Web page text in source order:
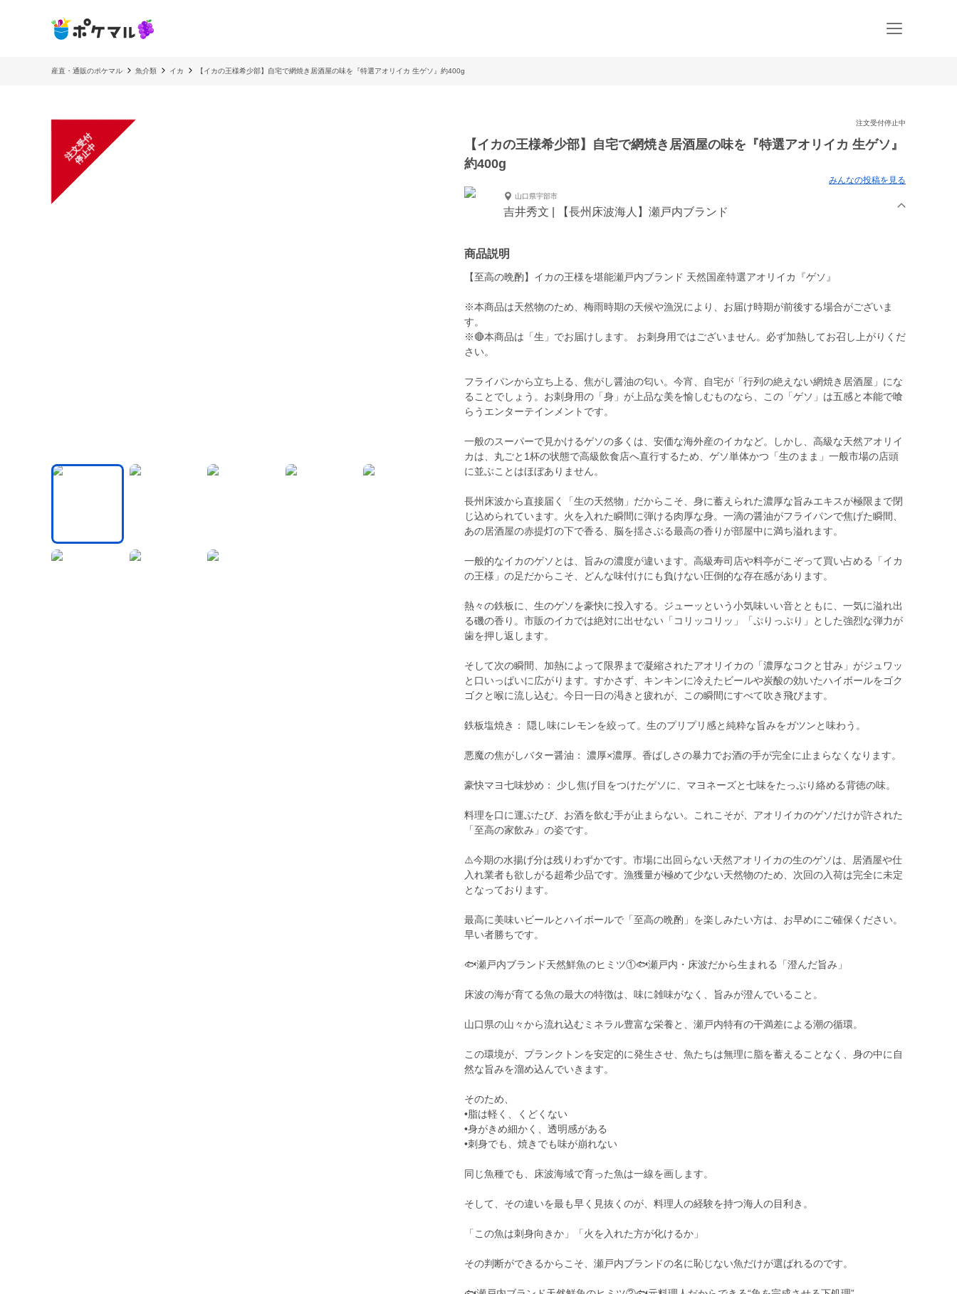
産直・通販のポケマル 魚介類 イカ 【イカの王様希少部】自宅で網焼き居酒屋の味を『特選アオリイカ 生ゲソ』約400g
注
文
受
付
停
止
中
注文受付停止中
【イカの王様希少部】自宅で網焼き居酒屋の味を『特選アオリイカ 生ゲソ』
約400g
みんなの投稿を見る
山口県宇部市
吉井秀文 | 【長州床波海人】瀬戸内ブランド
商品説明
【至高の晩酌】イカの王様を堪能瀬戸内ブランド 天然国産特選アオリイカ『ゲソ』
※本商品は天然物のため、梅雨時期の天候や漁況により、お届け時期が前後する場合がございま
す。
※🔴本商品は「生」でお届けします。 お刺身用ではございません。必ず加熱してお召し上がりくだ
さい。
フライパンから立ち上る、焦がし醤油の匂い。今宵、自宅が「行列の絶えない網焼き居酒屋」にな
ることでしょう。お刺身用の「身」が上品な美を愉しむものなら、この「ゲソ」は五感と本能で喰
らうエンターテインメントです。
一般のスーパーで見かけるゲソの多くは、安価な海外産のイカなど。しかし、高級な天然アオリイ
カは、丸ごと1杯の状態で高級飲食店へ直行するため、ゲソ単体かつ「生のまま」一般市場の店頭
に並ぶことはほぼありません。
長州床波から直接届く「生の天然物」だからこそ、身に蓄えられた濃厚な旨みエキスが極限まで閉
じ込められています。火を入れた瞬間に弾ける肉厚な身。一滴の醤油がフライパンで焦げた瞬間、
あの居酒屋の赤提灯の下で香る、脳を揺さぶる最高の香りが部屋中に満ち溢れます。
一般的なイカのゲソとは、旨みの濃度が違います。高級寿司店や料亭がこぞって買い占める「イカ
の王様」の足だからこそ、どんな味付けにも負けない圧倒的な存在感があります。
熱々の鉄板に、生のゲソを豪快に投入する。ジューッという小気味いい音とともに、一気に溢れ出
る磯の香り。市販のイカでは絶対に出せない「コリッコリッ」「ぷりっぷり」とした強烈な弾力が
歯を押し返します。
そして次の瞬間、加熱によって限界まで凝縮されたアオリイカの「濃厚なコクと甘み」がジュワッ
と口いっぱいに広がります。すかさず、キンキンに冷えたビールや炭酸の効いたハイボールをゴク
ゴクと喉に流し込む。今日一日の渇きと疲れが、この瞬間にすべて吹き飛びます。
鉄板塩焼き： 隠し味にレモンを絞って。生のプリプリ感と純粋な旨みをガツンと味わう。
悪魔の焦がしバター醤油： 濃厚×濃厚。香ばしさの暴力でお酒の手が完全に止まらなくなります。
豪快マヨ七味炒め： 少し焦げ目をつけたゲソに、マヨネーズと七味をたっぷり絡める背徳の味。
料理を口に運ぶたび、お酒を飲む手が止まらない。これこそが、アオリイカのゲソだけが許された
「至高の家飲み」の姿です。
⚠️今期の水揚げ分は残りわずかです。市場に出回らない天然アオリイカの生のゲソは、居酒屋や仕
入れ業者も欲しがる超希少品です。漁獲量が極めて少ない天然物のため、次回の入荷は完全に未定
となっております。
最高に美味いビールとハイボールで「至高の晩酌」を楽しみたい方は、お早めにご確保ください。
早い者勝ちです。
🐟瀬戸内ブランド天然鮮魚のヒミツ①🐟瀬戸内・床波だから生まれる「澄んだ旨み」
床波の海が育てる魚の最大の特徴は、味に雑味がなく、旨みが澄んでいること。
山口県の山々から流れ込むミネラル豊富な栄養と、瀬戸内特有の干満差による潮の循環。
この環境が、プランクトンを安定的に発生させ、魚たちは無理に脂を蓄えることなく、身の中に自
然な旨みを溜め込んでいきます。
そのため、
•脂は軽く、くどくない
•身がきめ細かく、透明感がある
•刺身でも、焼きでも味が崩れない
同じ魚種でも、床波海域で育った魚は一線を画します。
そして、その違いを最も早く見抜くのが、料理人の経験を持つ海人の目利き。
「この魚は刺身向きか」「火を入れた方が化けるか」
その判断ができるからこそ、瀬戸内ブランドの名に恥じない魚だけが選ばれるのです。